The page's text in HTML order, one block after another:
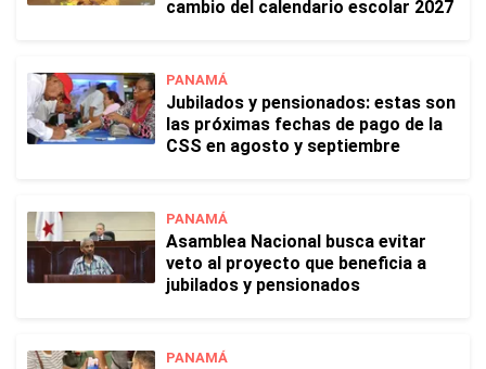
cambio del calendario escolar 2027
PANAMÁ
Jubilados y pensionados: estas son
las próximas fechas de pago de la
CSS en agosto y septiembre
PANAMÁ
Asamblea Nacional busca evitar
veto al proyecto que beneficia a
jubilados y pensionados
PANAMÁ